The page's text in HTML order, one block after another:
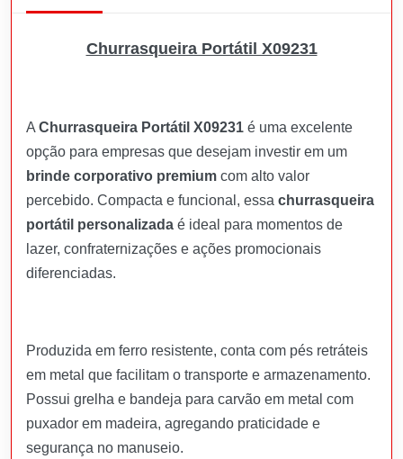
Churrasqueira Portátil X09231
A Churrasqueira Portátil X09231 é uma excelente
opção para empresas que desejam investir em um
brinde corporativo premium com alto valor
percebido. Compacta e funcional, essa churrasqueira
portátil personalizada é ideal para momentos de
lazer, confraternizações e ações promocionais
diferenciadas.
Produzida em ferro resistente, conta com pés retráteis
em metal que facilitam o transporte e armazenamento.
Possui grelha e bandeja para carvão em metal com
puxador em madeira, agregando praticidade e
segurança no manuseio.